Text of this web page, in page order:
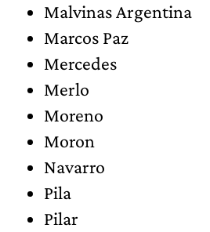
Malvinas Argentina
Marcos Paz
Mercedes
Merlo
Moreno
Moron
Navarro
Pila
Pilar